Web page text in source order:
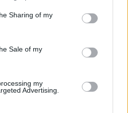
behaviour. You may click to
and its third-party tags to
purposes in below Google
Sharing of my
Sale of my
my
Advertising.
a verseny utolsó